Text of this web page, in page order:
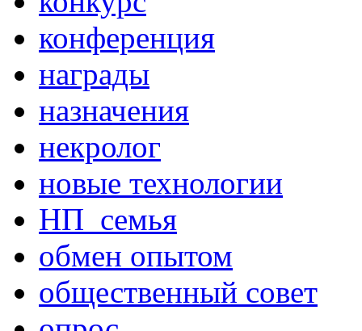
конференция
награды
назначения
некролог
новые технологии
НП_семья
обмен опытом
общественный совет